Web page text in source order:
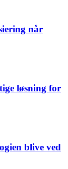
når
løsning for
blive ved